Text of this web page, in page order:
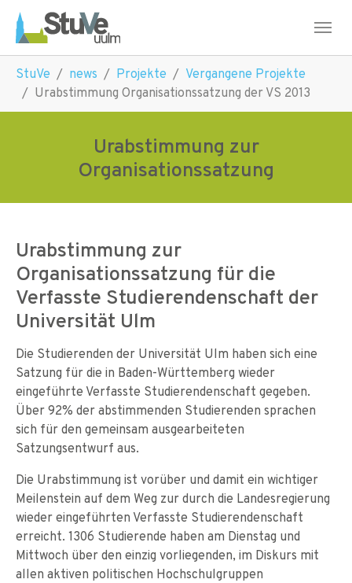
Skip to main navigation
Skip to main content
Skip to page footer
StuVe news Projekte
Vergangene Projekte
Urabstimmung Organisationssatzung der VS 2013
Urabstimmung zur
Organisationssatzung
Urabstimmung zur
Organisationssatzung für die
Verfasste Studierendenschaft der
Universität Ulm
Die Studierenden der Universität Ulm haben sich eine
Satzung für die in Baden-Württemberg wieder
eingeführte Verfasste Studierendenschaft gegeben.
Über 92% der abstimmenden Studierenden sprachen
sich für den gemeinsam ausgearbeiteten
Satzungsentwurf aus.
Die Urabstimmung ist vorüber und damit ein wichtiger
Meilenstein auf dem Weg zur durch die Landesregierung
wieder eingeführten Verfasste Studierendenschaft
erreicht. 1306 Studierende haben am Dienstag und
Mittwoch über den einzig vorliegenden, im Diskurs mit
allen aktiven politischen Hochschulgruppen